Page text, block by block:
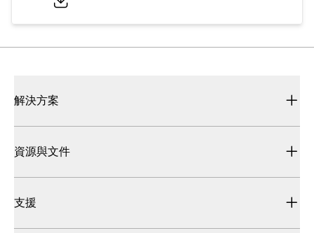
解決方案
資源與文件
支援